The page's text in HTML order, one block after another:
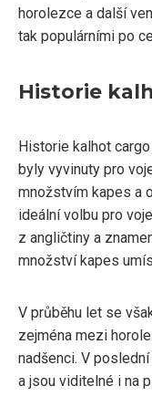
horolezce a další
tak populárními po
Historie
Historie kalhot
byly vyvinuty pro
množstvím kapes a
ideální volbu pro
z angličtiny a
množství kapes
V průběhu let se
zejména mezi
nadšenci. V
a jsou viditelné i na